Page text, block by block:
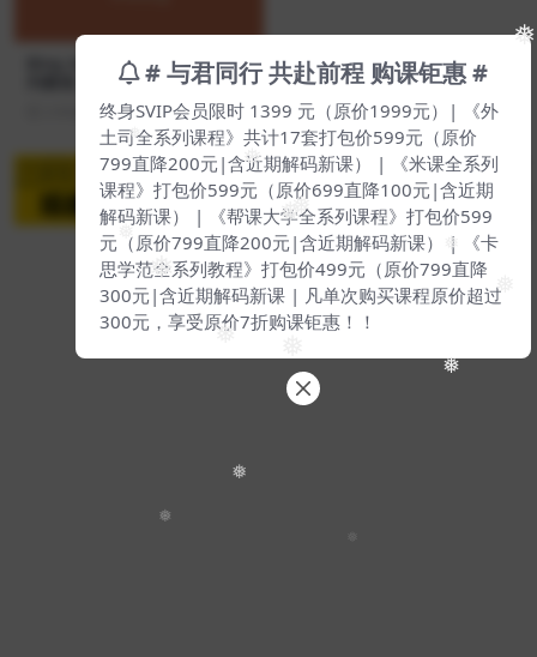
❅
❅
❅
❅
❅
❅
❅
❅
❅
❅
❅
❅
❅
❅
Bing Ads广告入门到精通全系
列教程【Ab-0028】
103 99
Copyright © 2024我去自学网 - All rights reserved
粤ICP备2018075987-4号
# 与君同行 共赴前程 购课钜惠 #
终身SVIP会员限时 1399 元（原价1999元）| 《外
土司全系列课程》共计17套打包价599元（原价
799直降200元|含近期解码新课） | 《米课全系列
课程》打包价599元（原价699直降100元|含近期
解码新课） | 《帮课大学全系列课程》打包价599
元（原价799直降200元|含近期解码新课） | 《卡
思学范全系列教程》打包价499元（原价799直降
300元|含近期解码新课 | 凡单次购买课程原价超过
300元，享受原价7折购课钜惠！！